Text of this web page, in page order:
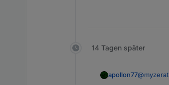
14 Tagen später
apollon77@myzerat